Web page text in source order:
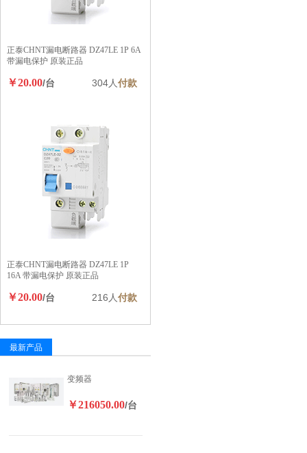
正泰CHNT漏电断路器 DZ47LE 1P 6A
带漏电保护 原装正品
￥20.00/台 304人付款
正泰CHNT漏电断路器 DZ47LE 1P
16A 带漏电保护 原装正品
￥20.00/台 216人付款
最新产品
变频器
￥216050.00/台